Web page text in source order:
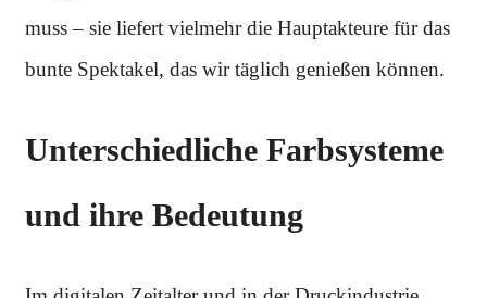
muss – sie liefert vielmehr die Hauptakteure für das
bunte Spektakel, das wir täglich genießen können.
Unterschiedliche Farbsysteme
und ihre Bedeutung